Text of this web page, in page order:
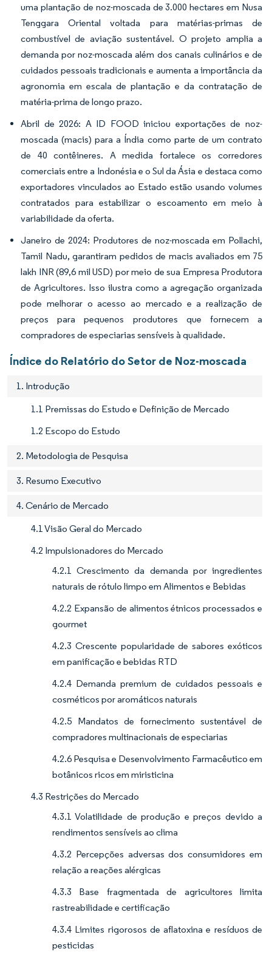
uma plantação de noz-moscada de 3.000 hectares em Nusa
Tenggara Oriental voltada para matérias-primas de
combustível de aviação sustentável. O projeto amplia a
demanda por noz-moscada além dos canais culinários e de
cuidados pessoais tradicionais e aumenta a importância da
agronomia em escala de plantação e da contratação de
matéria-prima de longo prazo.
Abril de 2026: A ID FOOD iniciou exportações de noz-
moscada (macis) para a Índia como parte de um contrato
de 40 contêineres. A medida fortalece os corredores
comerciais entre a Indonésia e o Sul da Ásia e destaca como
exportadores vinculados ao Estado estão usando volumes
contratados para estabilizar o escoamento em meio à
variabilidade da oferta.
Janeiro de 2024: Produtores de noz-moscada em Pollachi,
Tamil Nadu, garantiram pedidos de macis avaliados em 75
lakh INR (89,6 mil USD) por meio de sua Empresa Produtora
de Agricultores. Isso ilustra como a agregação organizada
pode melhorar o acesso ao mercado e a realização de
preços para pequenos produtores que fornecem a
compradores de especiarias sensíveis à qualidade.
Índice do Relatório do Setor de Noz-moscada
1. Introdução
1.1 Premissas do Estudo e Definição de Mercado
1.2 Escopo do Estudo
2. Metodologia de Pesquisa
3. Resumo Executivo
4. Cenário de Mercado
4.1 Visão Geral do Mercado
4.2 Impulsionadores do Mercado
4.2.1 Crescimento da demanda por ingredientes
naturais de rótulo limpo em Alimentos e Bebidas
4.2.2 Expansão de alimentos étnicos processados e
gourmet
4.2.3 Crescente popularidade de sabores exóticos
em panificação e bebidas RTD
4.2.4 Demanda premium de cuidados pessoais e
cosméticos por aromáticos naturais
4.2.5 Mandatos de fornecimento sustentável de
compradores multinacionais de especiarias
4.2.6 Pesquisa e Desenvolvimento Farmacêutico em
botânicos ricos em miristicina
4.3 Restrições do Mercado
4.3.1 Volatilidade de produção e preços devido a
rendimentos sensíveis ao clima
4.3.2 Percepções adversas dos consumidores em
relação a reações alérgicas
4.3.3 Base fragmentada de agricultores limita
rastreabilidade e certificação
4.3.4 Limites rigorosos de aflatoxina e resíduos de
pesticidas